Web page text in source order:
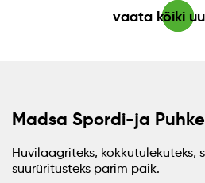
vaata kõiki
Madsa Spordi-ja
Huvilaagriteks, kokkutulekuteks,
suurüritusteks parim paik.